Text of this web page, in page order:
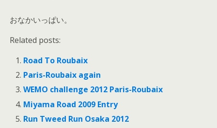
おなかいっぱい。
Related posts:
Road To Roubaix
Paris-Roubaix again
WEMO challenge 2012 Paris-Roubaix
Miyama Road 2009 Entry
Run Tweed Run Osaka 2012